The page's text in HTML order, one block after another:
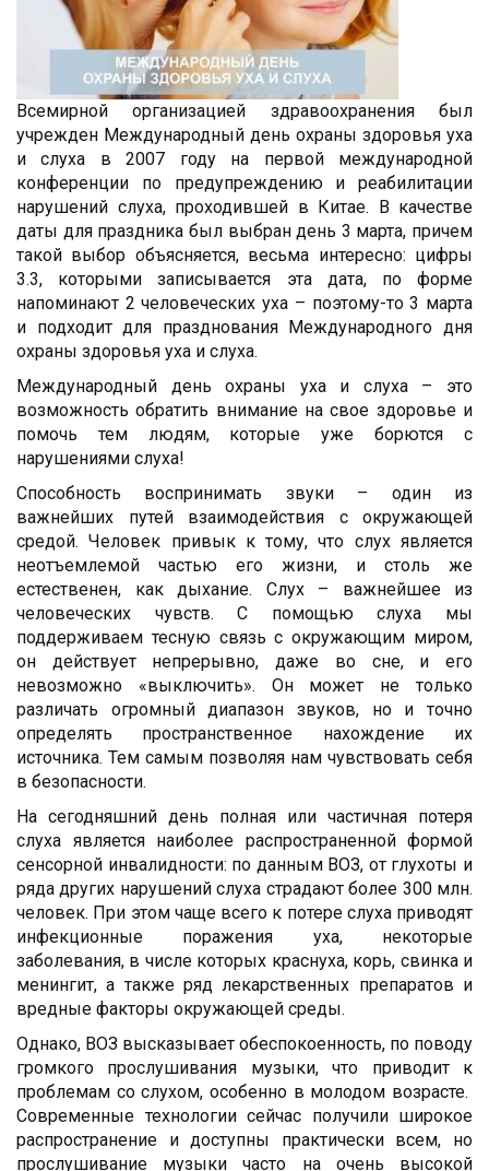
Всемирной организацией здравоохранения был
учрежден Международный день охраны здоровья уха
и слуха в 2007 году на первой международной
конференции по предупреждению и реабилитации
нарушений слуха, проходившей в Китае. В качестве
даты для праздника был выбран день 3 марта, причем
такой выбор объясняется, весьма интересно: цифры
3.3, которыми записывается эта дата, по форме
напоминают 2 человеческих уха – поэтому-то 3 марта
и подходит для празднования Международного дня
охраны здоровья уха и слуха.
Международный день охраны уха и слуха – это
возможность обратить внимание на свое здоровье и
помочь тем людям, которые уже борются с
нарушениями слуха!
Способность воспринимать звуки – один из
важнейших путей взаимодействия с окружающей
средой. Человек привык к тому, что слух является
неотъемлемой частью его жизни, и столь же
естественен, как дыхание. Слух – важнейшее из
человеческих чувств. С помощью слуха мы
поддерживаем тесную связь с окружающим миром,
он действует непрерывно, даже во сне, и его
невозможно «выключить». Он может не только
различать огромный диапазон звуков, но и точно
определять пространственное нахождение их
источника. Тем самым позволяя нам чувствовать себя
в безопасности.
На сегодняшний день полная или частичная потеря
слуха является наиболее распространенной формой
сенсорной инвалидности: по данным ВОЗ, от глухоты и
ряда других нарушений слуха страдают более 300 млн.
человек. При этом чаще всего к потере слуха приводят
инфекционные поражения уха, некоторые
заболевания, в числе которых краснуха, корь, свинка и
менингит, а также ряд лекарственных препаратов и
вредные факторы окружающей среды.
Однако, ВОЗ высказывает обеспокоенность, по поводу
громкого прослушивания музыки, что приводит к
проблемам со слухом, особенно в молодом возрасте.
Современные технологии сейчас получили широкое
распространение и доступны практически всем, но
прослушивание музыки часто на очень высокой